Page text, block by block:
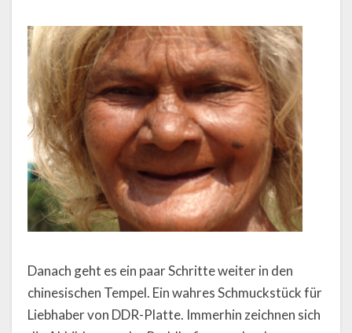
Danach geht es ein paar Schritte weiter in den
chinesischen Tempel. Ein wahres Schmuckstück für
Liebhaber von DDR-Platte. Immerhin zeichnen sich